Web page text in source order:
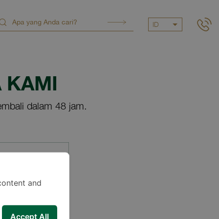
ID
KAMI
dalam 48 jam.
and
Accept All